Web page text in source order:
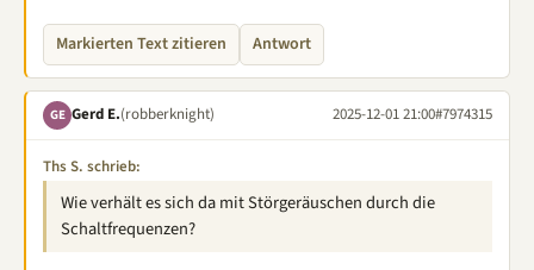
Markierten Text zitieren Antwort
GE Gerd E.(robberknight) 2025-12-01 21:00#7974315
Ths S. schrieb:
Wie verhält es sich da mit Störgeräuschen durch die
Schaltfrequenzen?